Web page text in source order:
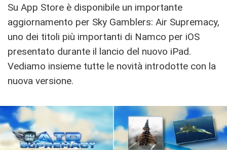
Su App Store è disponibile un importante
aggiornamento per Sky Gamblers: Air Supremacy,
uno dei titoli più importanti di Namco per iOS
presentato durante il lancio del nuovo iPad.
Vediamo insieme tutte le novità introdotte con la
nuova versione.